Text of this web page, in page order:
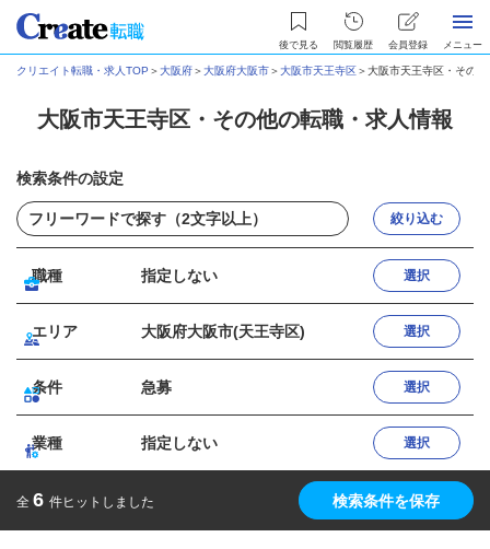
後で見る 閲覧履歴 会員登録 メニュー
クリエイト転職・求人TOP ＞大阪府＞大阪府大阪市＞大阪市天王寺区＞大阪市天王寺区・その
大阪市天王寺区・その他の転職・求人情報
検索条件の設定
絞り込む
職種 指定しない 選択
エリア 大阪府大阪市(天王寺区) 選択
条件 急募 選択
業種 指定しない 選択
全 6 件ヒットしました 検索条件を保存